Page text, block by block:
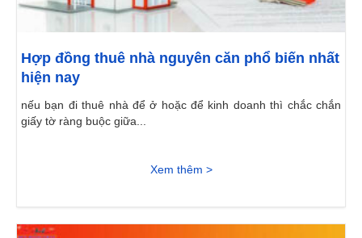
Hợp đồng thuê nhà nguyên căn phổ biến nhất
hiện nay
nếu bạn đi thuê nhà để ở hoặc để kinh doanh thì chắc chắn
giấy tờ ràng buộc giữa...
Xem thêm >